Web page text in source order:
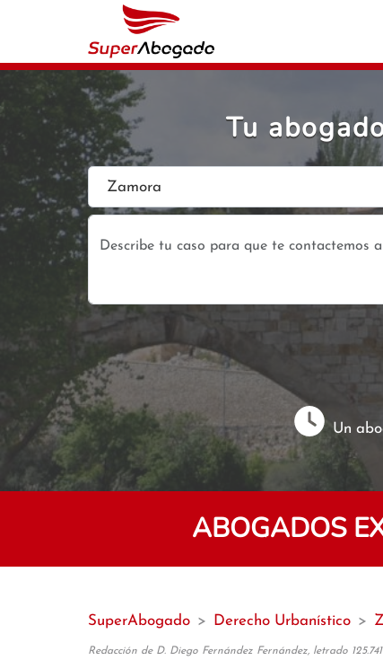
Tu
Zamora
Un
ABOGADOS
SuperAbogado > Derecho Urbanístico >
Redacción de D. Diego Fernández Fernández, letrado